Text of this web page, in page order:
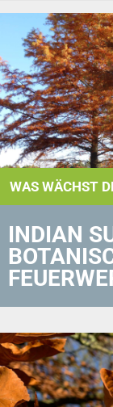
WAS WÄCHST
INDIAN